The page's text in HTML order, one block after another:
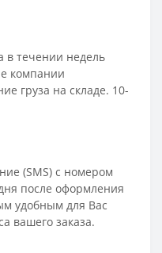
в течении недель
компании
груза на складе. 10-
(SMS) с номером
после оформления
удобным для Вас
вашего заказа.